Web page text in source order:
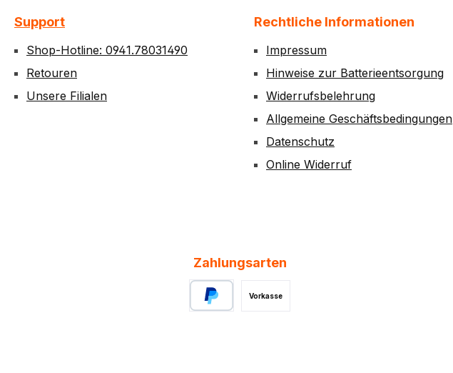
Support
Shop-Hotline: 0941.78031490
Retouren
Unsere Filialen
Rechtliche Informationen
Impressum
Hinweise zur Batterieentsorgung
Widerrufsbelehrung
Allgemeine Geschäftsbedingungen
Datenschutz
Online Widerruf
Zahlungsarten
Vorkasse